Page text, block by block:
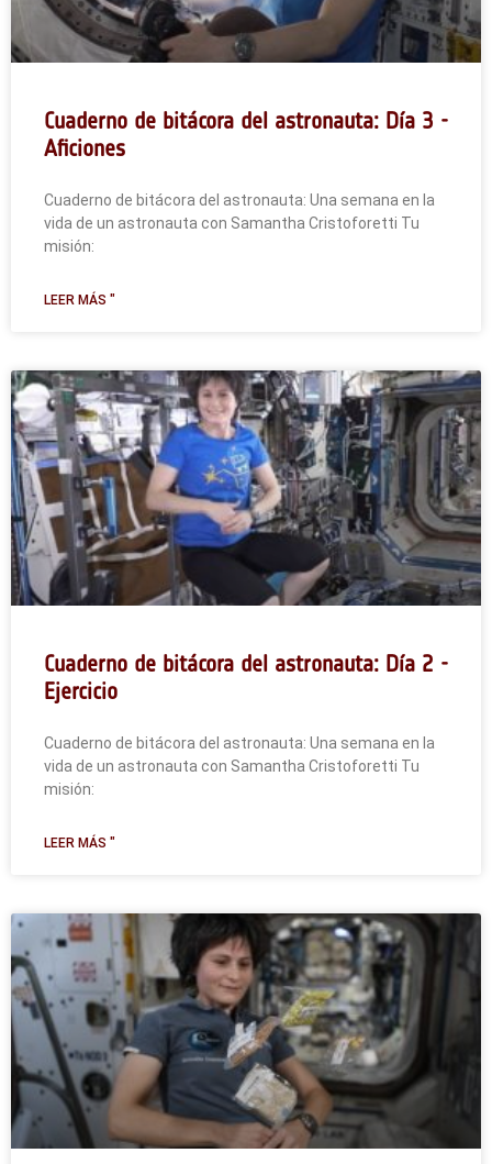
Cuaderno de bitácora del astronauta: Día 3 -
Aficiones
Cuaderno de bitácora del astronauta: Una semana en la
vida de un astronauta con Samantha Cristoforetti Tu
misión:
LEER MÁS "
Cuaderno de bitácora del astronauta: Día 2 -
Ejercicio
Cuaderno de bitácora del astronauta: Una semana en la
vida de un astronauta con Samantha Cristoforetti Tu
misión:
LEER MÁS "